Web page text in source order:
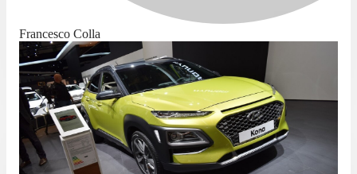
Francesco Colla